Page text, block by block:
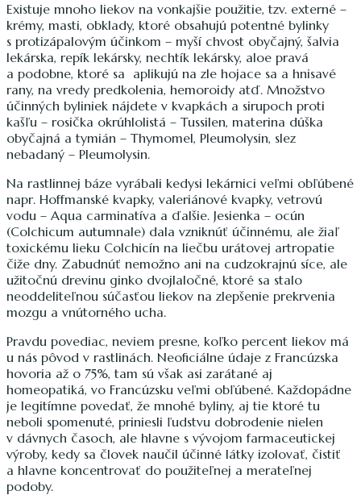
Existuje mnoho liekov na vonkajšie použitie, tzv. externé –
krémy, masti, obklady, ktoré obsahujú potentné bylinky
s protizápalovým účinkom – myší chvost obyčajný, šalvia
lekárska, repík lekársky, nechtík lekársky, aloe pravá
a podobne, ktoré sa aplikujú na zle hojace sa a hnisavé
rany, na vredy predkolenia, hemoroidy atď. Množstvo
účinných byliniek nájdete v kvapkách a sirupoch proti
kašľu – rosička okrúhlolistá – Tussilen, materina dúška
obyčajná a tymián – Thymomel, Pleumolysin, slez
nebadaný – Pleumolysin.
Na rastlinnej báze vyrábali kedysi lekárnici veľmi obľúbené
napr. Hoffmanské kvapky, valeriánové kvapky, vetrovú
vodu – Aqua carminatíva a ďalšie. Jesienka – ocún
(Colchicum autumnale) dala vzniknúť účinnému, ale žiaľ
toxickému lieku Colchicín na liečbu urátovej artropatie
čiže dny. Zabudnúť nemožno ani na cudzokrajnú síce, ale
užitočnú drevinu ginko dvojlaločné, ktoré sa stalo
neoddeliteľnou súčasťou liekov na zlepšenie prekrvenia
mozgu a vnútorného ucha.
Pravdu povediac, neviem presne, koľko percent liekov má
u nás pôvod v rastlinách. Neoficiálne údaje z Francúzska
hovoria až o 75%, tam sú však asi zarátané aj
homeopatiká, vo Francúzsku veľmi obľúbené. Každopádne
je legitímne povedať, že mnohé byliny, aj tie ktoré tu
neboli spomenuté, priniesli ľudstvu dobrodenie nielen
v dávnych časoch, ale hlavne s vývojom farmaceutickej
výroby, kedy sa človek naučil účinné látky izolovať, čistiť
a hlavne koncentrovať do použiteľnej a merateľnej
podoby.